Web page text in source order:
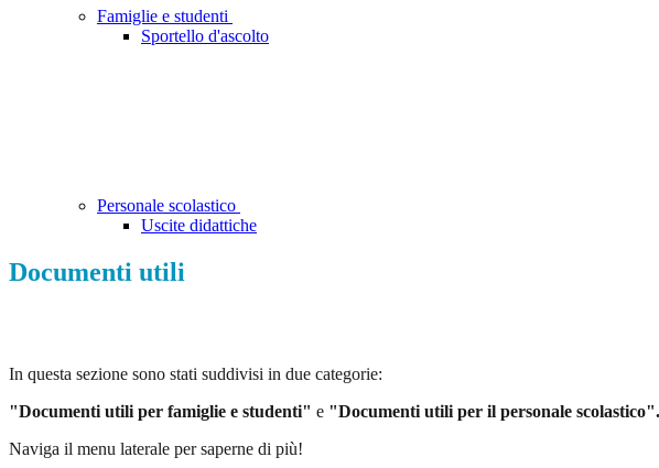
Famiglie e studenti
Sportello d'ascolto
Personale scolastico
Uscite didattiche
Documenti utili
In questa sezione sono stati suddivisi in due categorie:
"Documenti utili per famiglie e studenti" e "Documenti utili per il personale scolastico".
Naviga il menu laterale per saperne di più!